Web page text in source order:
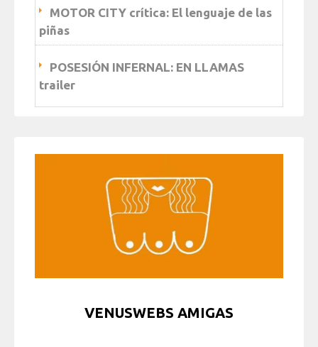
MOTOR CITY crítica: El lenguaje de las
piñas
POSESIÓN INFERNAL: EN LLAMAS
trailer
VENUSWEBS AMIGAS